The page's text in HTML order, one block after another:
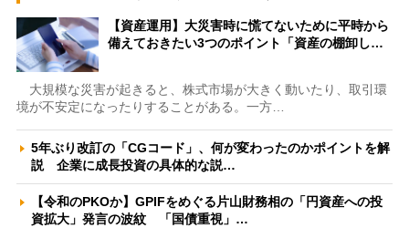
【資産運用】大災害時に慌てないために平時から
備えておきたい3つのポイント「資産の棚卸し…
大規模な災害が起きると、株式市場が大きく動いたり、取引環
境が不安定になったりすることがある。一方…
5年ぶり改訂の「CGコード」、何が変わったのかポイントを解
説 企業に成長投資の具体的な説…
【令和のPKOか】GPIFをめぐる片山財務相の「円資産への投
資拡大」発言の波紋 「国債重視」…